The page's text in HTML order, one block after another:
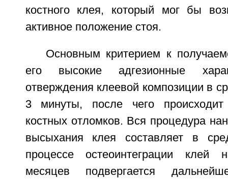
костного клея, который мог бы
активное положение стоя.
Основным критерием к
его высокие адгезионные
отверждения клеевой композиции в
3 минуты, после чего
костных отломков. Вся процедура
высыхания клея составляет в
процессе остеоинтеграции клей
месяцев подвергается